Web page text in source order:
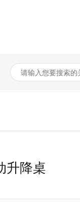
升降桌